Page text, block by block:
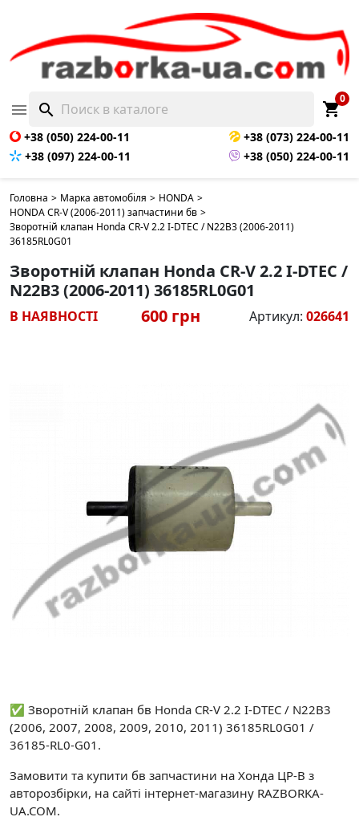
 search shopping_cart
0
+38 (050) 224-00-11
+38 (073) 224-00-11
+38 (097) 224-00-11
+38 (050) 224-00-11
Головна > Марка автомобіля > HONDA >
HONDA CR-V (2006-2011) запчастини бв >
Зворотній клапан Honda CR-V 2.2 I-DTEC / N22B3 (2006-2011)
36185RL0G01
Зворотній клапан Honda CR-V 2.2 I-DTEC /
N22B3 (2006-2011) 36185RL0G01
В НАЯВНОСТІ 600 грн Артикул: 026641
✅ Зворотній клапан бв Honda CR-V 2.2 I-DTEC / N22B3
(2006, 2007, 2008, 2009, 2010, 2011) 36185RL0G01 /
36185-RL0-G01.
Замовити та купити бв запчастини на Хонда ЦР-В з
авторозбірки, на сайті інтернет-магазину RAZBORKA-
UA.COM.